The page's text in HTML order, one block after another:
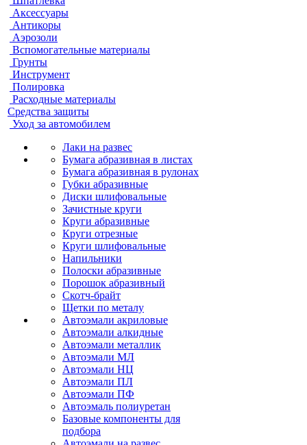
Аксессуары
Антикоры
Аэрозоли
Вспомогательные материалы
Грунты
Инструмент
Полировка
Расходные материалы
Средства защиты
Уход за автомобилем
Лаки на развес
Бумага абразивная в листах
Бумага абразивная в рулонах
Губки абразивные
Диски шлифовальные
Зачистные круги
Круги абразивные
Круги отрезные
Круги шлифовальные
Напильники
Полоски абразивные
Порошок абразивный
Скотч-брайт
Щетки по металу
Автоэмали акриловые
Автоэмали алкидные
Автоэмали металлик
Автоэмали МЛ
Автоэмали НЦ
Автоэмали ПЛ
Автоэмали ПФ
Автоэмаль полиуретан
Базовые компоненты для
подбора